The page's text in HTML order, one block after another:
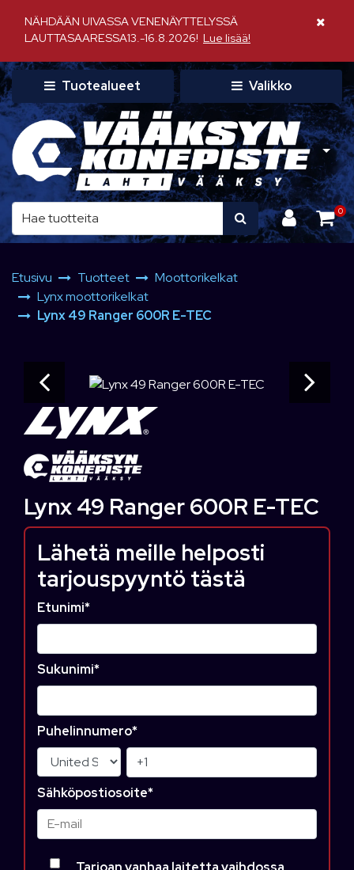
NÄHDÄÄN UIVASSA VENENÄYTTELYSSÄ
LAUTTASAARESSA13.-16.8.2026! Lue lisää!
Sulje
Tuotealueet Valikko
0
Etusivu Tuotteet
Moottorikelkat
Lynx moottorikelkat
Lynx 49 Ranger 600R E-TEC
Lynx 49 Ranger 600R E-TEC
Lähetä meille helposti
tarjouspyyntö tästä
Etunimi*
Sukunimi*
Puhelinnumero*
Sähköpostiosoite*